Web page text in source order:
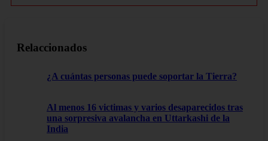
Relaccionados
¿A cuántas personas puede soportar la Tierra?
Al menos 16 victimas y varios desaparecidos tras
una sorpresiva avalancha en Uttarkashi de la
India